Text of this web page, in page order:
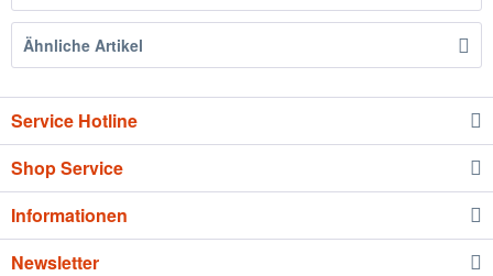
Ähnliche Artikel
Service Hotline
Shop Service
Informationen
Newsletter